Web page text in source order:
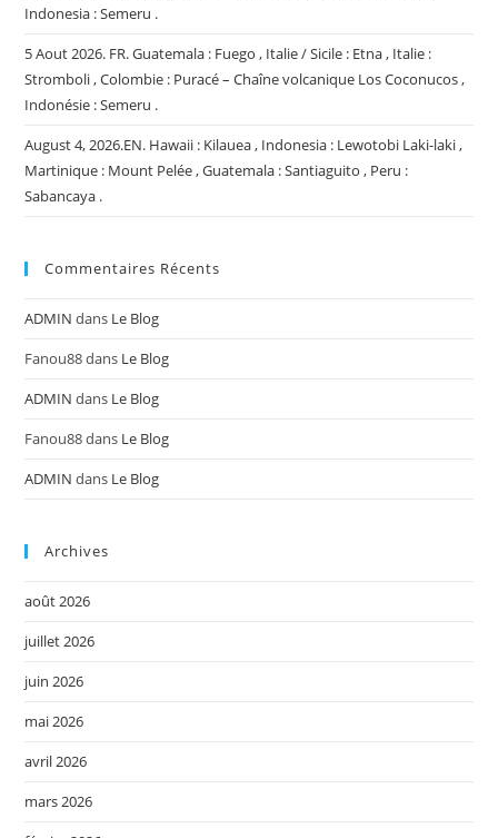
Indonesia : Semeru .
5 Aout 2026. FR. Guatemala : Fuego , Italie / Sicile : Etna , Italie :
Stromboli , Colombie : Puracé – Chaîne volcanique Los Coconucos ,
Indonésie : Semeru .
August 4, 2026.EN. Hawaii : Kilauea , Indonesia : Lewotobi Laki-laki ,
Martinique : Mount Pelée , Guatemala : Santiaguito , Peru :
Sabancaya .
Commentaires Récents
ADMIN dans Le Blog
Fanou88dans Le Blog
ADMIN dans Le Blog
Fanou88dans Le Blog
ADMIN dans Le Blog
Archives
août 2026
juillet 2026
juin 2026
mai 2026
avril 2026
mars 2026